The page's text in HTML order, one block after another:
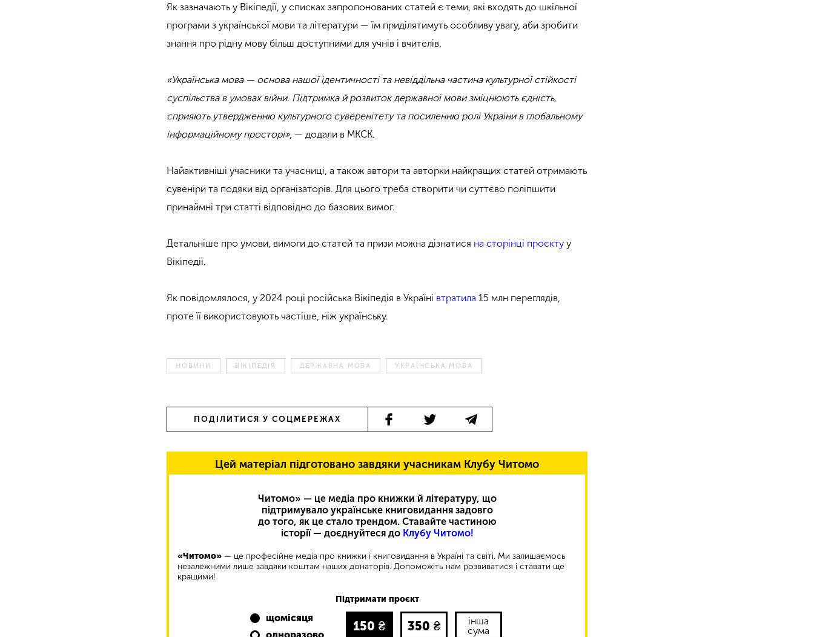
Як зазначають у Вікіпедії, у списках запропонованих статей є теми, які входять до шкільної
програми з української мови та літератури — їм приділятимуть особливу увагу, аби зробити
знання про рідну мову більш доступними для учнів і вчителів.
«Українська мова — основа нашої ідентичності та невіддільна частина культурної стійкості
суспільства в умовах війни. Підтримка й розвиток державної мови зміцнюють єдність,
сприяють утвердженню культурного суверенітету та посиленню ролі України в глобальному
інформаційному просторі», — додали в МКСК.
Найактивніші учасники та учасниці, а також автори та авторки найкращих статей отримають
сувеніри та подяки від організаторів. Для цього треба створити чи суттєво поліпшити
принаймні три статті відповідно до базових вимог.
Детальніше про умови, вимоги до статей та призи можна дізнатися на сторінці проєкту у
Вікіпедії.
Як повідомлялося, у 2024 році російська Вікіпедія в Україні втратила 15 млн переглядів,
проте її використовують частіше, ніж українську.
НОВИНИ ВІКІПЕДІЯ ДЕРЖАВНА МОВА УКРАЇНСЬКА МОВА
ПОДІЛИТИСЯ У СОЦМЕРЕЖАХ
Цей матеріал підготовано завдяки учасникам Клубу Читомо
Читомо» — це медіа про книжки й літературу, що
підтримувало українське книговидання задовго
до того, як це стало трендом. Ставайте частиною
історії — доєднуйтеся до Клубу Читомо!
«Читомо» — це професійне медіа про книжки і книговидання в Україні та світі. Ми залишаємось
незалежними лише завдяки коштам наших донаторів. Допоможіть нам розвиватися і ставати ще
кращими!
Підтримати проєкт
щомісяця
150 ₴ 350 ₴
інша
сума